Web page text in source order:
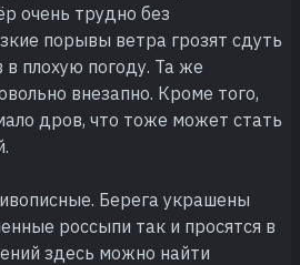
очень трудно без
порывы ветра грозят сдуть
в плохую погоду. Та же
внезапно. Кроме того,
дров, что тоже может стать
Берега украшены
россыпи так и просятся в
здесь можно найти